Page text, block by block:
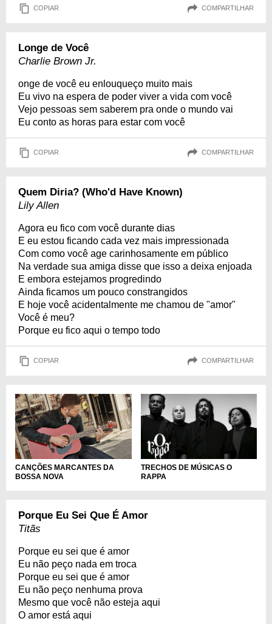
COPIAR COMPARTILHAR
Longe de Você
Charlie Brown Jr.
onge de você eu enlouqueço muito mais
Eu vivo na espera de poder viver a vida com você
Vejo pessoas sem saberem pra onde o mundo vai
Eu conto as horas para estar com você
COPIAR COMPARTILHAR
Quem Diria? (Who'd Have Known)
Lily Allen
Agora eu fico com você durante dias
E eu estou ficando cada vez mais impressionada
Com como você age carinhosamente em público
Na verdade sua amiga disse que isso a deixa enjoada
E embora estejamos progredindo
Ainda ficamos um pouco constrangidos
E hoje você acidentalmente me chamou de "amor"
Você é meu?
Porque eu fico aqui o tempo todo
COPIAR COMPARTILHAR
CANÇÕES MARCANTES DA
BOSSA NOVA
TRECHOS DE MÚSICAS O
RAPPA
Porque Eu Sei Que É Amor
Titãs
Porque eu sei que é amor
Eu não peço nada em troca
Porque eu sei que é amor
Eu não peço nenhuma prova
Mesmo que você não esteja aqui
O amor está aqui